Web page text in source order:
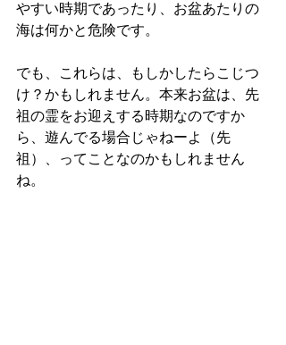
やすい時期であったり、お盆あたりの
海は何かと危険です。
でも、これらは、もしかしたらこじつ
け？かもしれません。本来お盆は、先
祖の霊をお迎えする時期なのですか
ら、遊んでる場合じゃねーよ（先
祖）、ってことなのかもしれません
ね。